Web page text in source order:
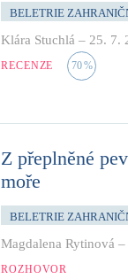
BELETRIE
Klára Stuchlá – 25. 7.
RECENZE 70%
Z přeplněné
moře
BELETRIE
Magdalena Rytinová –
ROZHOVOR